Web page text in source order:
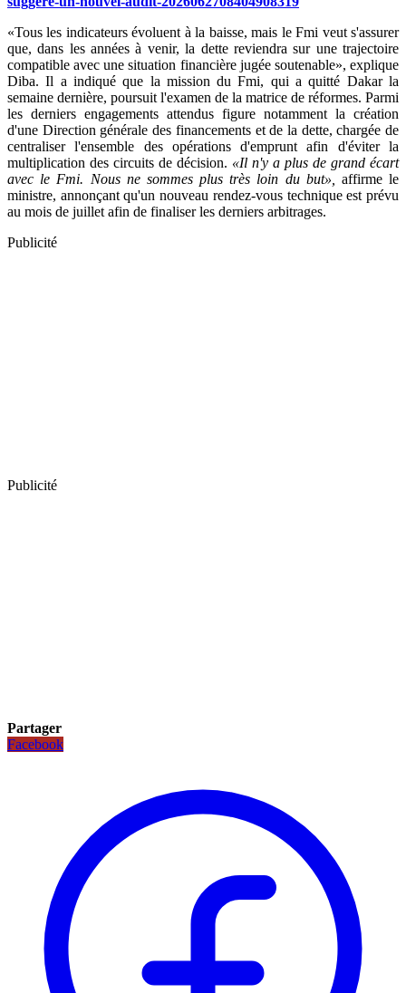
«Tous les indicateurs évoluent à la baisse, mais le Fmi veut s'assurer
que, dans les années à venir, la dette reviendra sur une trajectoire
compatible avec une situation financière jugée soutenable», explique
Diba. Il a indiqué que la mission du Fmi, qui a quitté Dakar la
semaine dernière, poursuit l'examen de la matrice de réformes. Parmi
les derniers engagements attendus figure notamment la création
d'une Direction générale des financements et de la dette, chargée de
centraliser l'ensemble des opérations d'emprunt afin d'éviter la
multiplication des circuits de décision. «Il n'y a plus de grand écart
avec le Fmi. Nous ne sommes plus très loin du but»,
affirme le
ministre, annonçant qu'un nouveau rendez-vous technique est prévu
au mois de juillet afin de finaliser les derniers arbitrages.
Publicité
Publicité
Partager
Facebook